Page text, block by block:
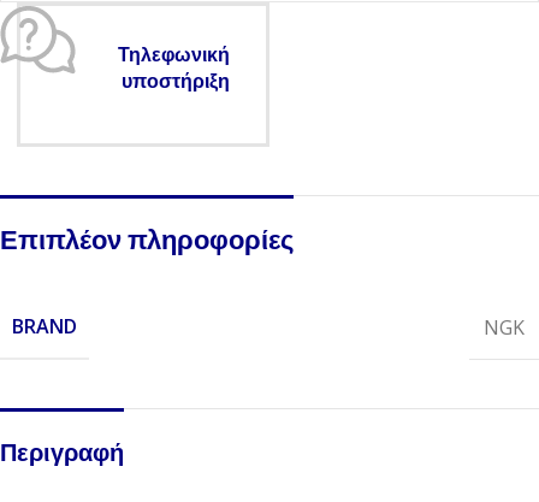
Τηλεφωνική
υποστήριξη
Επιπλέον πληροφορίες
BRAND NGK
Περιγραφή